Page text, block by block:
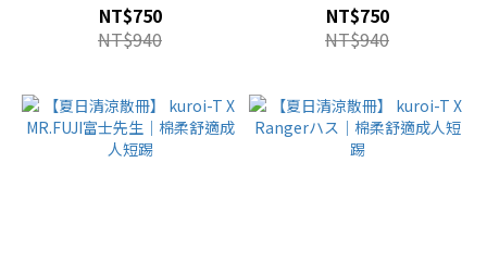
NT$750
NT$940
NT$750
NT$940